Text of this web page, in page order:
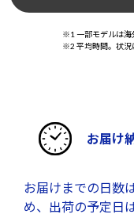
※1 一部モデルは海
※2 平均時間。状況
お届け
お届けまでの日数
め、出荷の予定日